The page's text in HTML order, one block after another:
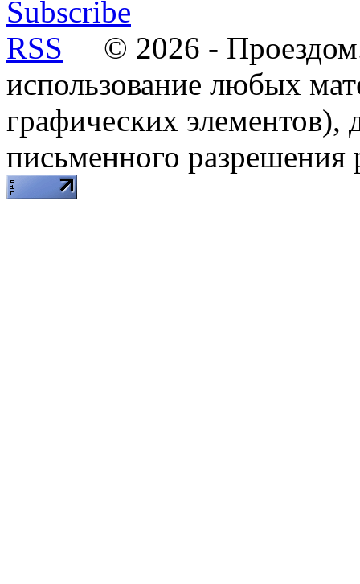
© 2026 -
использование любых
графических элементов),
письменного разрешения